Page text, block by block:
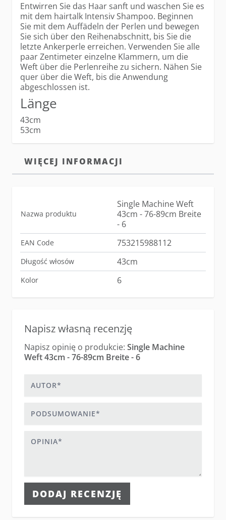
Entwirren Sie das Haar sanft und waschen Sie es
mit dem hairtalk Intensiv Shampoo. Beginnen
Sie mit dem Auffädeln der Perlen und bewegen
Sie sich über den Reihenabschnitt, bis Sie die
letzte Ankerperle erreichen. Verwenden Sie alle
paar Zentimeter einzelne Klammern, um die
Weft über die Perlenreihe zu sichern. Nähen Sie
quer über die Weft, bis die Anwendung
abgeschlossen ist.
Länge
43cm
53cm
WIĘCEJ INFORMACJI
Nazwa produktu
Single Machine Weft
43cm - 76-89cm Breite
- 6
EAN Code 753215988112
Długość włosów 43cm
Kolor 6
Napisz własną recenzję
Napisz opinię o produkcie: Single Machine
Weft 43cm - 76-89cm Breite - 6
DODAJ RECENZJĘ